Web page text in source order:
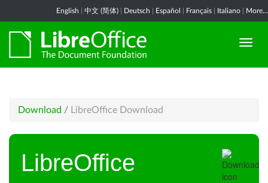
English 中文 (简体) Deutsch Español Français Italiano More...
Download / LibreOffice Download
LibreOffice